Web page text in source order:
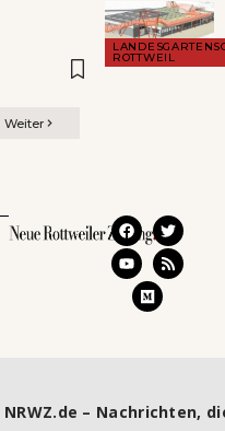
ROTTWEIL
Weiter
NRWZ.de – Nachrichten,